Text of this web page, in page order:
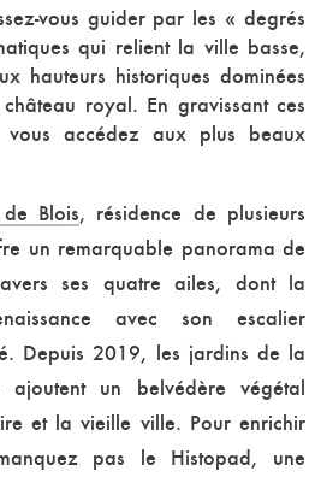
vous guider par les « degrés
qui relient la ville basse,
hauteurs historiques dominées
royal. En gravissant ces
vous accédez aux plus beaux
Blois, résidence de plusieurs
un remarquable panorama de
ses quatre ailes, dont la
avec son escalier
Depuis 2019, les jardins de la
ajoutent un belvédère végétal
et la vieille ville. Pour enrichir
pas le Histopad, une